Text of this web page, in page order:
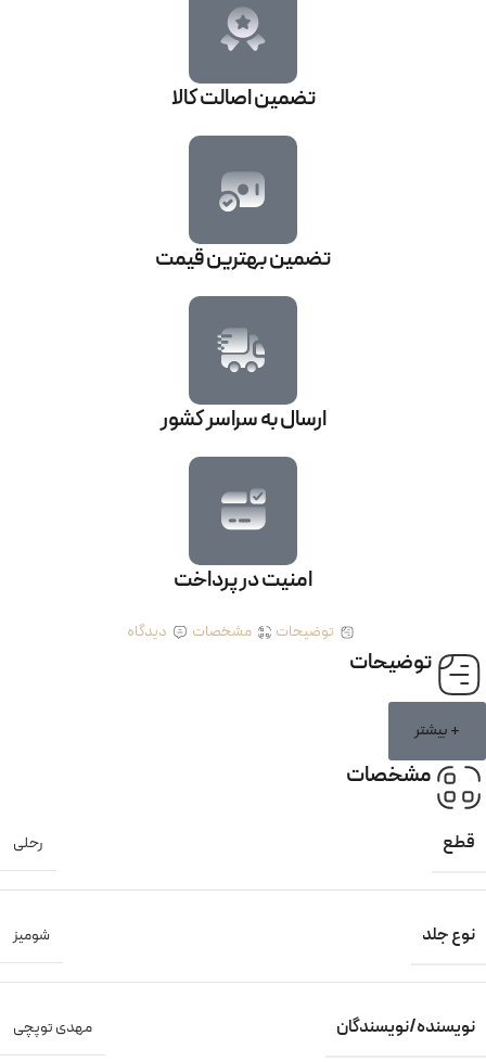
تضمین اصالت کالا
تضمین بهترین قیمت
ارسال به سراسر کشور
امنیت در پرداخت
توضیحات مشخصات دیدگاه
توضیحات
+ بیشتر
مشخصات
قطع رحلی
نوع جلد شومیز
نویسنده/نویسندگان مهدی توپچی